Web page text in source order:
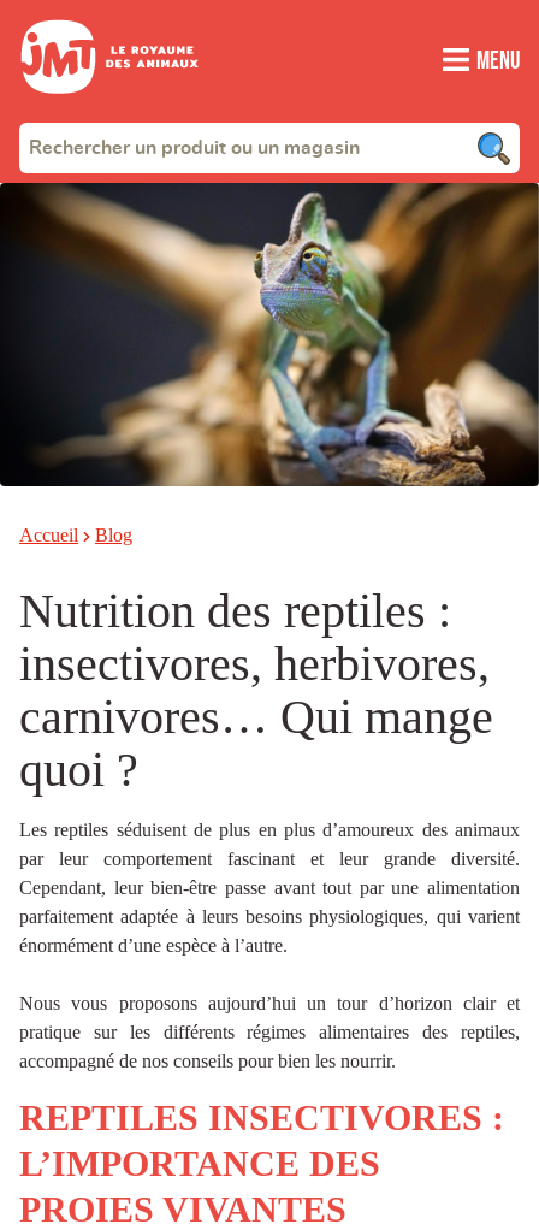
Menu
Accueil Blog
Nutrition des reptiles :
insectivores, herbivores,
carnivores… Qui mange
quoi ?
Les reptiles séduisent de plus en plus d’amoureux des animaux
par leur comportement fascinant et leur grande diversité.
Cependant, leur bien-être passe avant tout par une alimentation
parfaitement adaptée à leurs besoins physiologiques, qui varient
énormément d’une espèce à l’autre.
Nous vous proposons aujourd’hui un tour d’horizon clair et
pratique sur les différents régimes alimentaires des reptiles,
accompagné de nos conseils pour bien les nourrir.
REPTILES INSECTIVORES :
L’IMPORTANCE DES
PROIES VIVANTES